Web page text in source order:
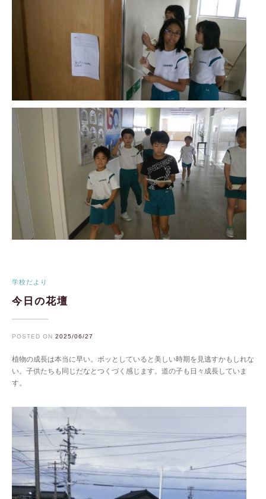
学校だより
今日の花壇
POSTED ON 2025/06/27
植物の成長は本当に早い。ボッとしていると美しい時期を見逃すかもしれな
い。子供たちも同じだなとつくづく感じます。道の子も日々成長していま
す。